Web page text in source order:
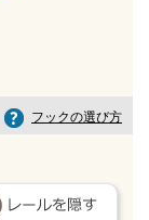
フックの選び方